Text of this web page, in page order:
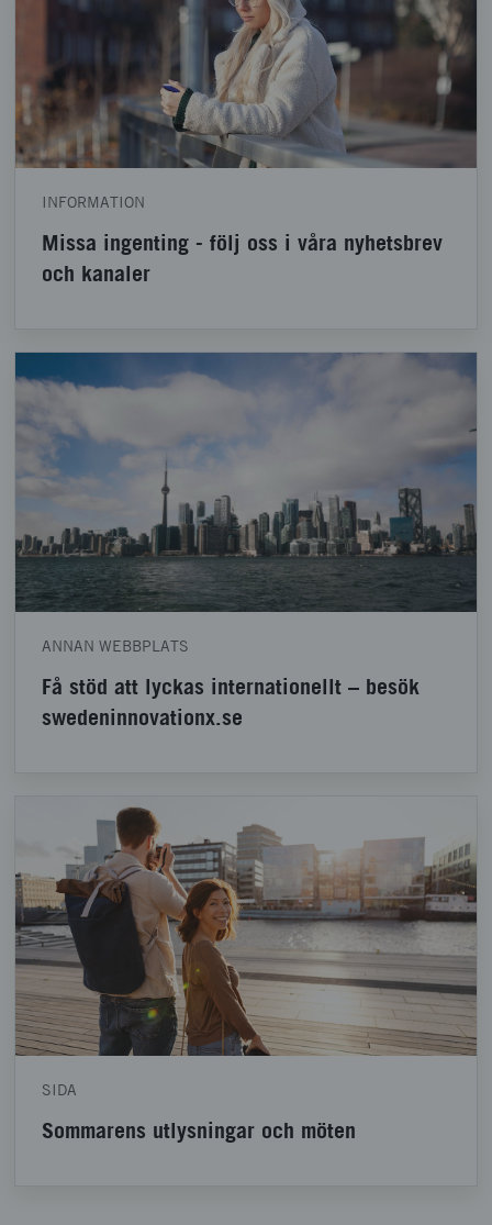
INFORMATION
Missa ingenting - följ oss i våra nyhetsbrev
och kanaler
ANNAN WEBBPLATS
Få stöd att lyckas internationellt – besök
swedeninnovationx.se
SIDA
Sommarens utlysningar och möten